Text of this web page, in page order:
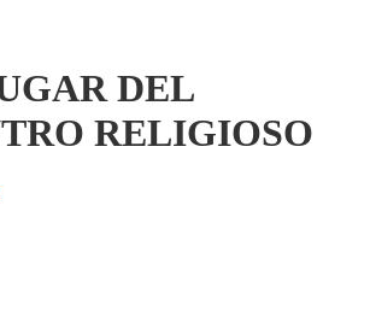
DEL
RELIGIOSO